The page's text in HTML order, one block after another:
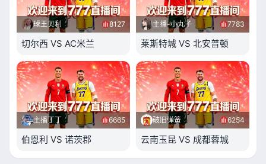
球王贝利 8127
切尔西 VS AC米兰
主播-小丸子 7783
莱斯特城 VS 北安普顿
主播丁丁 6665
伯恩利 VS 诺茨郡
破旧弹簧 6254
云南玉昆 VS 成都蓉城